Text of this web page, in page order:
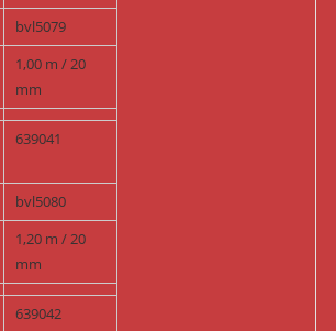
bvl5079
1,00 m / 20
mm
639041
bvl5080
1,20 m / 20
mm
639042